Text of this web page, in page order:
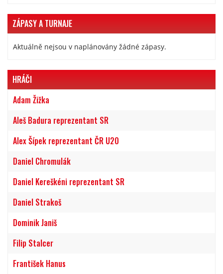
ZÁPASY A TURNAJE
Aktuálně nejsou v naplánovány žádné zápasy.
HRÁČI
Adam Žižka
Aleš Badura reprezentant SR
Alex Šípek reprezentant ČR U20
Daniel Chromulák
Daniel Kereškéni reprezentant SR
Daniel Strakoš
Dominik Janiš
Filip Stalcer
František Hanus